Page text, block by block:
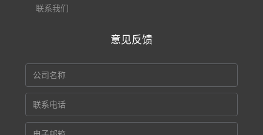
联系我们
意见反馈